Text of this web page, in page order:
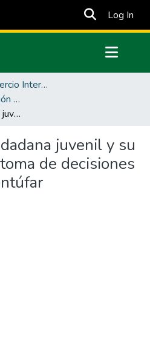
Log In
Facultad de Comercio Internacional, Integración, Administración y Economía Empresarial
Carrera de Administración Pública
Participación ciudadana juvenil y su incidencia en la toma de decisiones en el cantón Montúfar
juvenil y su
de decisiones